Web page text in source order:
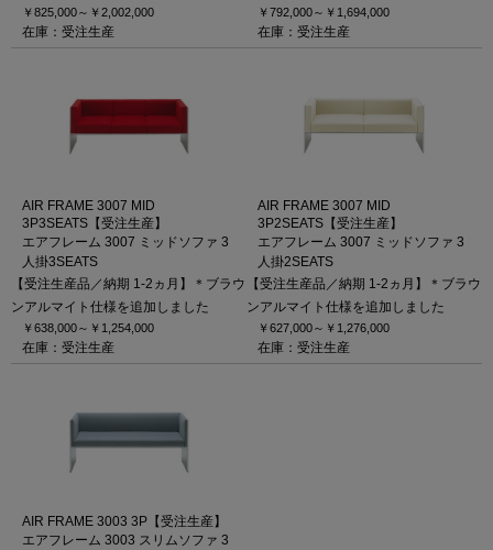
￥825,000～ ￥2,002,000
在庫：受注生産
￥792,000～ ￥1,694,000
在庫：受注生産
AIR FRAME 3007 MID
3P3SEATS【受注生産】
エアフレーム 3007 ミッドソファ 3
人掛3SEATS
【受注生産品／納期 1-2ヵ月】＊ブラウ
ンアルマイト仕様を追加しました
￥638,000～ ￥1,254,000
在庫：受注生産
AIR FRAME 3007 MID
3P2SEATS【受注生産】
エアフレーム 3007 ミッドソファ 3
人掛2SEATS
【受注生産品／納期 1-2ヵ月】＊ブラウ
ンアルマイト仕様を追加しました
￥627,000～ ￥1,276,000
在庫：受注生産
AIR FRAME 3003 3P【受注生産】
エアフレーム 3003 スリムソファ 3